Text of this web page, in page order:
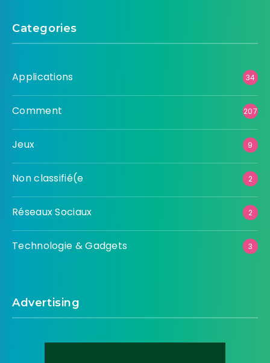
Categories
Applications 34
Comment 207
Jeux 9
Non classifié(e 2
Réseaux Sociaux 2
Technologie & Gadgets 3
Advertising